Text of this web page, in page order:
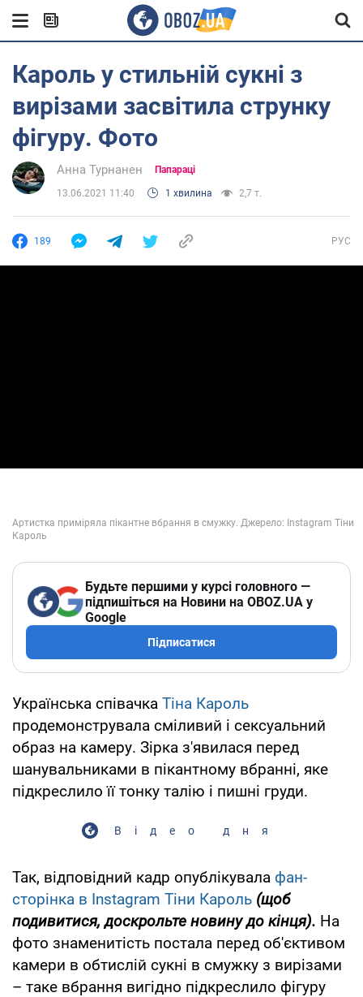
Кароль у стильній сукні з
вирізами засвітила струнку
фігуру. Фото
Анна Турнанен Папараці
13.06.2021 11:40 1 хвилина 2,7 т.
189 РУС
Будьте першими у курсі головного —
підпишіться на Новини на OBOZ.UA у
Google
Підписатися
Українська співачка Тіна Кароль
продемонструвала сміливий і сексуальний
образ на камеру. Зірка з'явилася перед
шанувальниками в пікантному вбранні, яке
підкреслило її тонку талію і пишні груди.
Відео дня
Так, відповідний кадр опублікувала фан-
сторінка в Instagram Тіни Кароль (щоб
подивитися, доскрольте новину до кінця). На
фото знаменитість постала перед об'єктивом
камери в обтислій сукні в смужку з вирізами
– таке вбрання вигідно підкреслило фігуру